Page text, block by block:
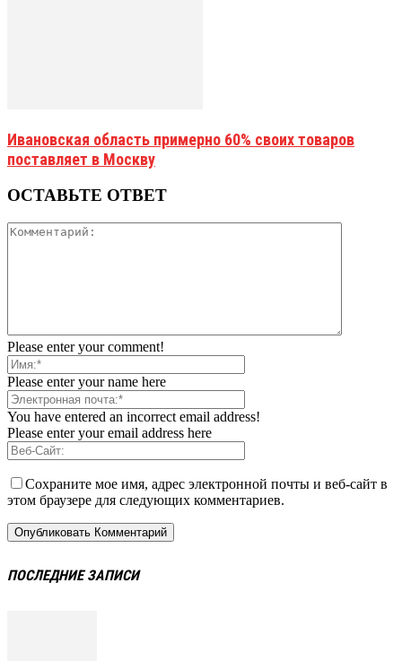
Ивановская область примерно 60% своих товаров
поставляет в Москву
ОСТАВЬТЕ ОТВЕТ
Please enter your comment!
Please enter your name here
You have entered an incorrect email address!
Please enter your email address here
Сохраните мое имя, адрес электронной почты и веб-сайт в
этом браузере для следующих комментариев.
ПОСЛЕДНИЕ ЗАПИСИ